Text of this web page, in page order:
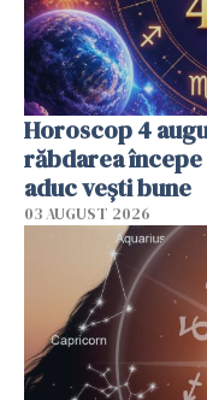
Horoscop 4
răbdarea
aduc vești bune
03 AUGUST 2026